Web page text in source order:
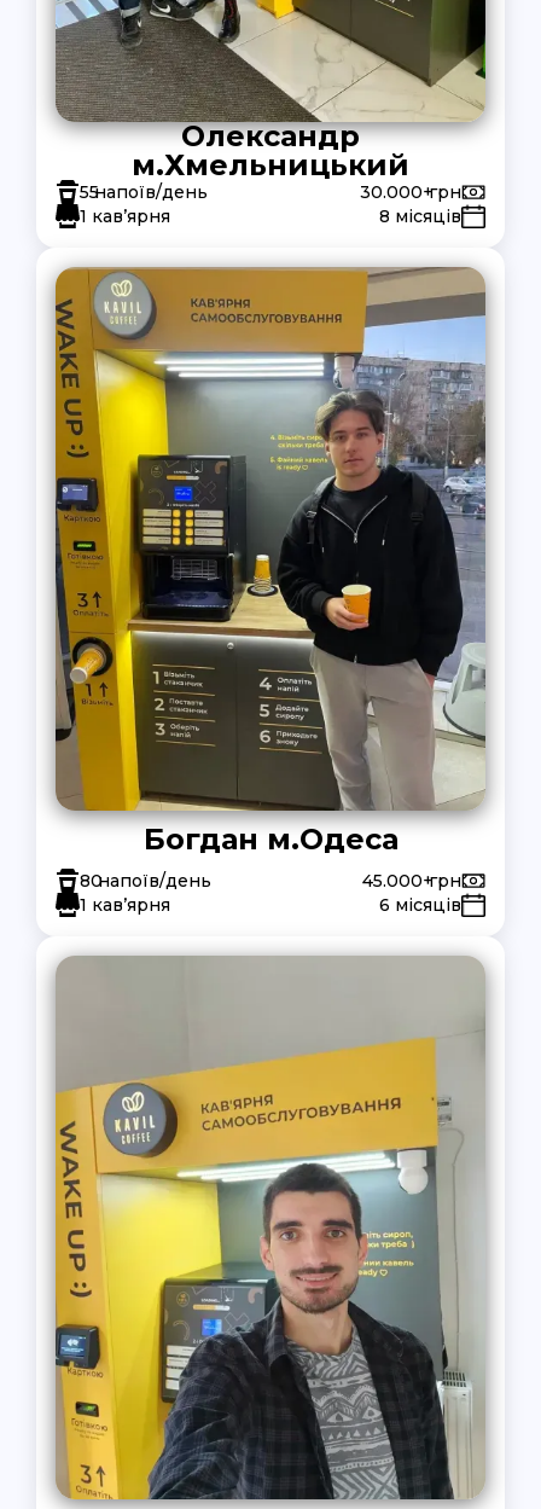
Олександр
м.Хмельницький
55напоїв/день 30.000+грн
1 кав’ярня
8 місяців
Богдан м.Одеса
80напоїв/день 45.000+грн
1 кав’ярня
6 місяців